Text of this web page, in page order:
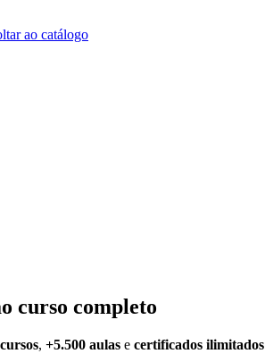
ao catálogo
curso completo
, +5.500 aulas e certificados ilimitados